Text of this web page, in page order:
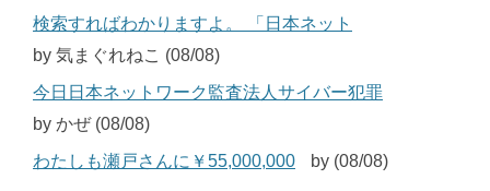
検索すればわかりますよ。 「日本ネット
by 気まぐれねこ (08/08)
今日日本ネットワーク監査法人サイバー犯罪
by かぜ (08/08)
わたしも瀬戸さんに￥55,000,000
by (08/08)